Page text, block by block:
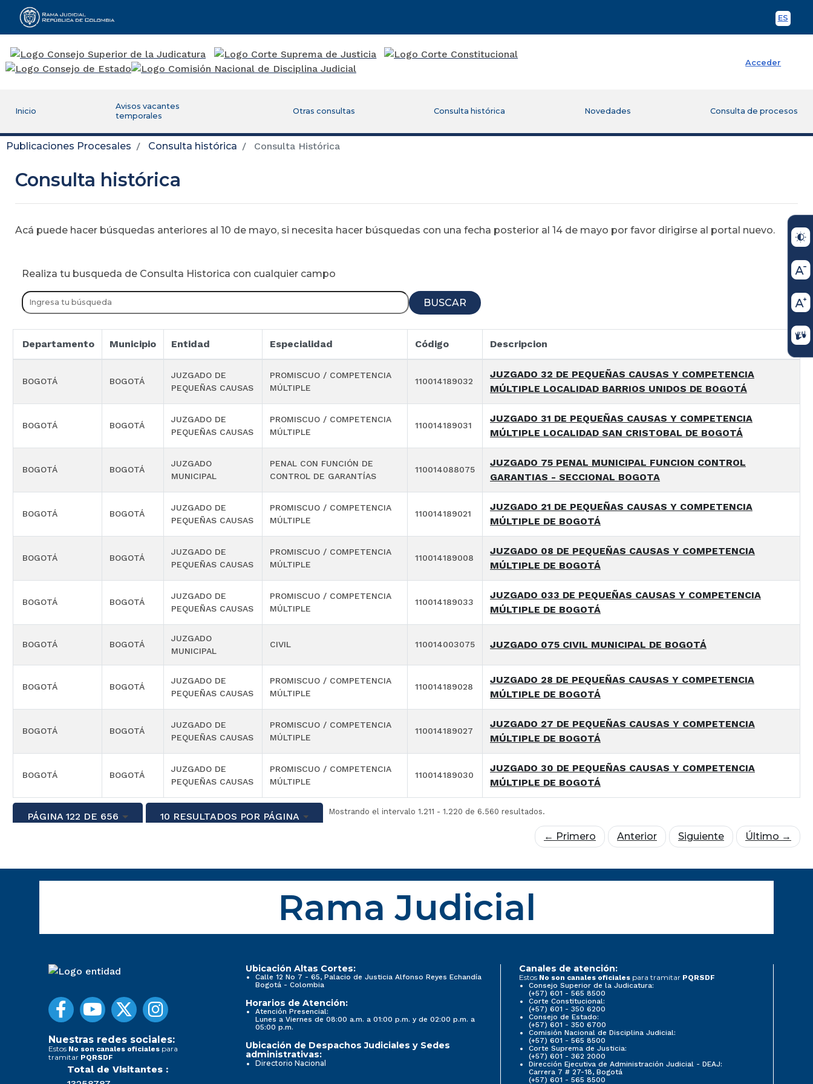
ES
Rama Judicial
Acceder
Inicio
Avisos vacantes
temporales
Otras consultas Consulta histórica Novedades Consulta de procesos
Publicaciones Procesales Consulta histórica Consulta Histórica
Consulta histórica
Acá puede hacer búsquedas anteriores al 10 de mayo, si necesita hacer búsquedas con una fecha posterior al 14 de mayo por favor dirigirse al portal nuevo.
Realiza tu busqueda de Consulta Historica con cualquier campo
BUSCAR
Departamento Municipio Entidad Especialidad Código Descripcion
BOGOTÁ BOGOTÁ
JUZGADO DE
PEQUEÑAS CAUSAS
PROMISCUO / COMPETENCIA
MÚLTIPLE
110014189032
JUZGADO 32 DE PEQUEÑAS CAUSAS Y COMPETENCIA
MÚLTIPLE LOCALIDAD BARRIOS UNIDOS DE BOGOTÁ
BOGOTÁ BOGOTÁ
JUZGADO DE
PEQUEÑAS CAUSAS
PROMISCUO / COMPETENCIA
MÚLTIPLE
110014189031
JUZGADO 31 DE PEQUEÑAS CAUSAS Y COMPETENCIA
MÚLTIPLE LOCALIDAD SAN CRISTOBAL DE BOGOTÁ
BOGOTÁ BOGOTÁ
JUZGADO
MUNICIPAL
PENAL CON FUNCIÓN DE
CONTROL DE GARANTÍAS
110014088075
JUZGADO 75 PENAL MUNICIPAL FUNCION CONTROL
GARANTIAS - SECCIONAL BOGOTA
BOGOTÁ BOGOTÁ
JUZGADO DE
PEQUEÑAS CAUSAS
PROMISCUO / COMPETENCIA
MÚLTIPLE
110014189021
JUZGADO 21 DE PEQUEÑAS CAUSAS Y COMPETENCIA
MÚLTIPLE DE BOGOTÁ
BOGOTÁ BOGOTÁ
JUZGADO DE
PEQUEÑAS CAUSAS
PROMISCUO / COMPETENCIA
MÚLTIPLE
110014189008
JUZGADO 08 DE PEQUEÑAS CAUSAS Y COMPETENCIA
MÚLTIPLE DE BOGOTÁ
BOGOTÁ BOGOTÁ
JUZGADO DE
PEQUEÑAS CAUSAS
PROMISCUO / COMPETENCIA
MÚLTIPLE
110014189033
JUZGADO 033 DE PEQUEÑAS CAUSAS Y COMPETENCIA
MÚLTIPLE DE BOGOTÁ
BOGOTÁ BOGOTÁ
JUZGADO
MUNICIPAL
CIVIL 110014003075 JUZGADO 075 CIVIL MUNICIPAL DE BOGOTÁ
BOGOTÁ BOGOTÁ
JUZGADO DE
PEQUEÑAS CAUSAS
PROMISCUO / COMPETENCIA
MÚLTIPLE
110014189028
JUZGADO 28 DE PEQUEÑAS CAUSAS Y COMPETENCIA
MÚLTIPLE DE BOGOTÁ
BOGOTÁ BOGOTÁ
JUZGADO DE
PEQUEÑAS CAUSAS
PROMISCUO / COMPETENCIA
MÚLTIPLE
110014189027
JUZGADO 27 DE PEQUEÑAS CAUSAS Y COMPETENCIA
MÚLTIPLE DE BOGOTÁ
BOGOTÁ BOGOTÁ
JUZGADO DE
PEQUEÑAS CAUSAS
PROMISCUO / COMPETENCIA
MÚLTIPLE
110014189030
JUZGADO 30 DE PEQUEÑAS CAUSAS Y COMPETENCIA
MÚLTIPLE DE BOGOTÁ
PÁGINA 122 DE 656 10 RESULTADOS POR PÁGINA Mostrando el intervalo 1.211 - 1.220 de 6.560 resultados.
← Primero Anterior Siguiente Último →
Rama Judicial
Nuestras redes sociales:
Estos No son canales oficiales para
tramitar PQRSDF
Total de Visitantes :
Ubicación Altas Cortes:
Calle 12 No 7 - 65, Palacio de Justicia Alfonso Reyes Echandía
Bogotá - Colombia
Horarios de Atención:
Atención Presencial:
Lunes a Viernes de 08:00 a.m. a 01:00 p.m. y de 02:00 p.m. a
05:00 p.m.
Ubicación de Despachos Judiciales y Sedes
administrativas:
Directorio Nacional
Canales de atención:
Estos No son canales oficiales para tramitar PQRSDF
Consejo Superior de la Judicatura:
(+57) 601 - 565 8500
Corte Constitucional:
(+57) 601 - 350 6200
Consejo de Estado:
(+57) 601 - 350 6700
Comisión Nacional de Disciplina Judicial:
(+57) 601 - 565 8500
Corte Suprema de Justicia:
(+57) 601 - 362 2000
Dirección Ejecutiva de Administración Judicial - DEAJ:
Carrera 7 # 27-18, Bogotá
(+57) 601 - 565 8500